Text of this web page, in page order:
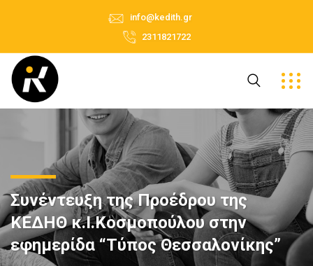
info@kedith.gr
2311821722
Συνέντευξη της Προέδρου της
ΚΕΔΗΘ κ.Ι.Κοσμοπούλου στην
εφημερίδα “Τύπος Θεσσαλονίκης”